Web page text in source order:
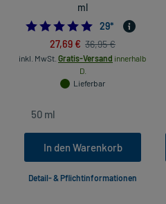
ml
29*
27,69 € 36,95 €
inkl. MwSt. Gratis-Versand innerhalb
D.
Lieferbar
In den Warenkorb
Detail- & Pflichtinformationen